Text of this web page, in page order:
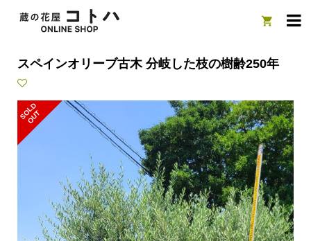

スペインオリーブ古木 分岐した枝の樹齢250年
S
O
L
D
O
U
T